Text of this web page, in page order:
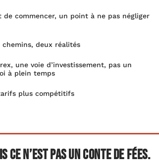
de commencer, un point à ne pas négliger
chemins, deux réalités
une voie d’investissement, pas un
à plein temps
plus compétitifs
n’est pas un conte de fées.